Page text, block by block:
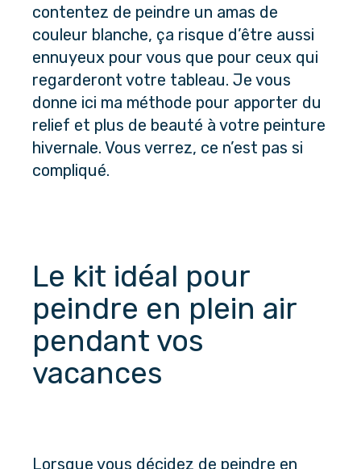
contentez de peindre un amas de
couleur blanche, ça risque d’être aussi
ennuyeux pour vous que pour ceux qui
regarderont votre tableau. Je vous
donne ici ma méthode pour apporter du
relief et plus de beauté à votre peinture
hivernale. Vous verrez, ce n’est pas si
compliqué.
Le kit idéal pour
peindre en plein air
pendant vos
vacances
Lorsque vous décidez de peindre en